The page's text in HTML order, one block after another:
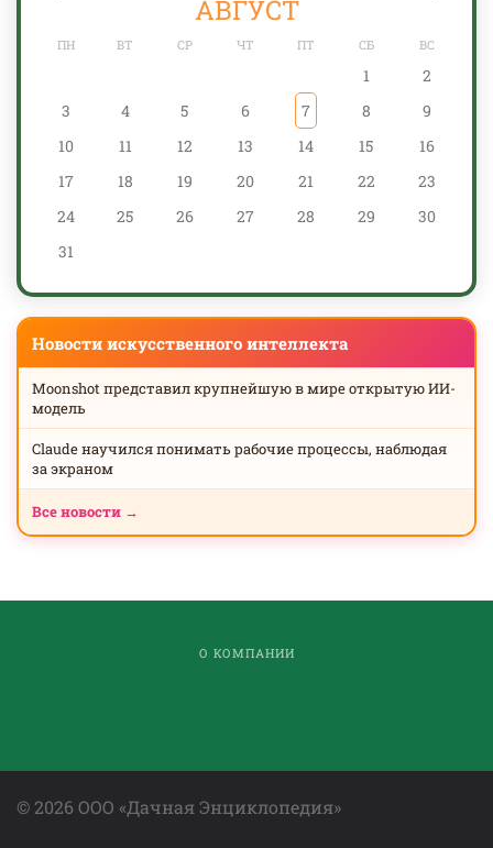
АВГУСТ
ПН ВТ СР ЧТ ПТ СБ ВС
1
2
3
4 5 6 7 8
9
10
11 12 13 14 15
16
17
18 19 20 21 22
23
24
25 26 27 28 29
30
31
Новости искусственного интеллекта
Moonshot представил крупнейшую в мире открытую ИИ-
модель
Claude научился понимать рабочие процессы, наблюдая
за экраном
Все новости →
О КОМПАНИИ
©2026 ООО «Дачная Энциклопедия»